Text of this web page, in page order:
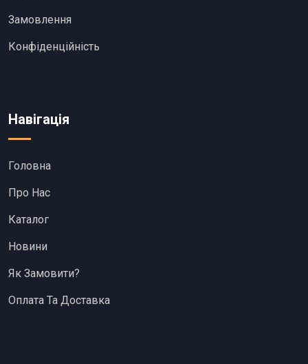
Замовлення
Конфіденційність
Навігація
Головна
Про Нас
Каталог
Новини
Як Замовити?
Оплата Та Доставка